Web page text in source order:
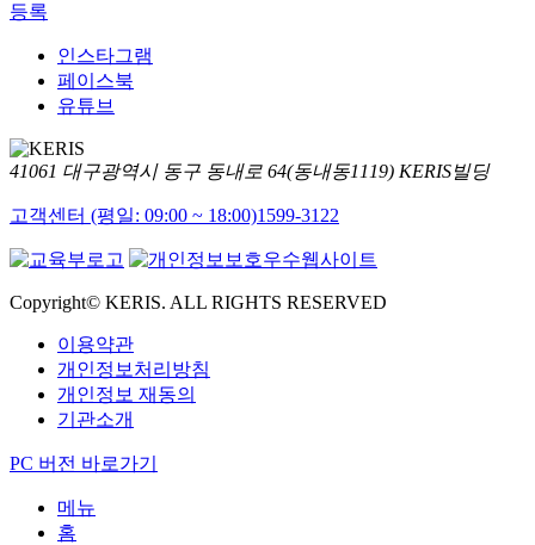
등록
인스타그램
페이스북
유튜브
41061 대구광역시 동구 동내로 64(동내동1119) KERIS빌딩
고객센터 (평일: 09:00 ~ 18:00)1599-3122
Copyright© KERIS. ALL RIGHTS RESERVED
이용약관
개인정보처리방침
개인정보 재동의
기관소개
PC 버전 바로가기
메뉴
홈